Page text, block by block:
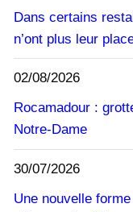
Dans certains
n’ont plus leur
02/08/2026
Rocamadour :
Notre-Dame
30/07/2026
Une nouvelle